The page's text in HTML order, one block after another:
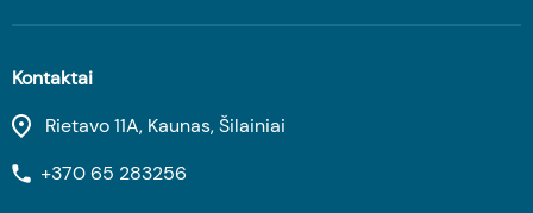
Kontaktai
Rietavo 11A, Kaunas, Šilainiai
+370 65 283256